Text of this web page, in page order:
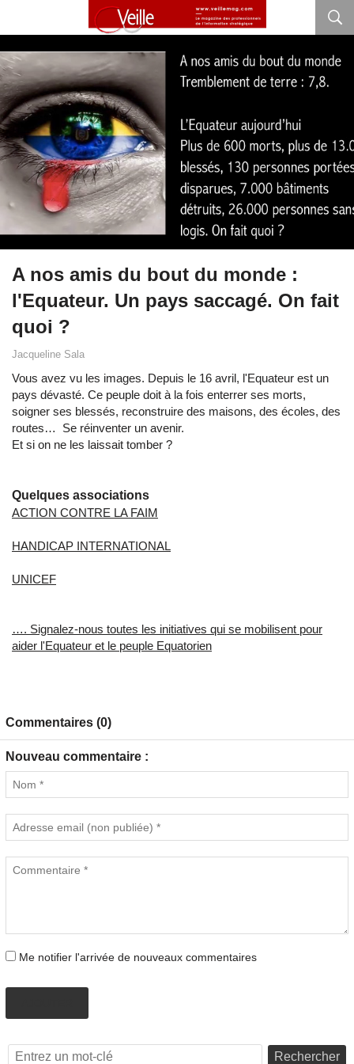
A nos amis du bout du monde :
l'Equateur. Un pays saccagé. On fait
quoi ?
Jacqueline Sala
Vous avez vu les images. Depuis le 16 avril, l'Equateur est un
pays dévasté. Ce peuple doit à la fois enterrer ses morts,
soigner ses blessés, reconstruire des maisons, des écoles, des
routes… Se réinventer un avenir.
Et si on ne les laissait tomber ?
Quelques associations
ACTION CONTRE LA FAIM
HANDICAP INTERNATIONAL
UNICEF
…. Signalez-nous toutes les initiatives qui se mobilisent pour
aider l'Equateur et le peuple Equatorien
Commentaires (0)
Nouveau commentaire :
Me notifier l'arrivée de nouveaux commentaires
Rechercher